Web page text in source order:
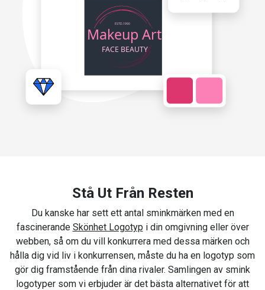
Stå Ut Från Resten
Du kanske har sett ett antal sminkmärken med en
fascinerande Skönhet Logotyp i din omgivning eller över
webben, så om du vill konkurrera med dessa märken och
hålla dig vid liv i konkurrensen, måste du ha en logotyp som
gör dig framstående från dina rivaler. Samlingen av smink
logotyper som vi erbjuder är det bästa alternativet för att